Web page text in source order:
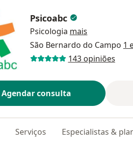
Psicoabc
Psicologia mais
São Bernardo do Campo 1
143 opiniões
Agendar consulta
Serviços Especialistas &